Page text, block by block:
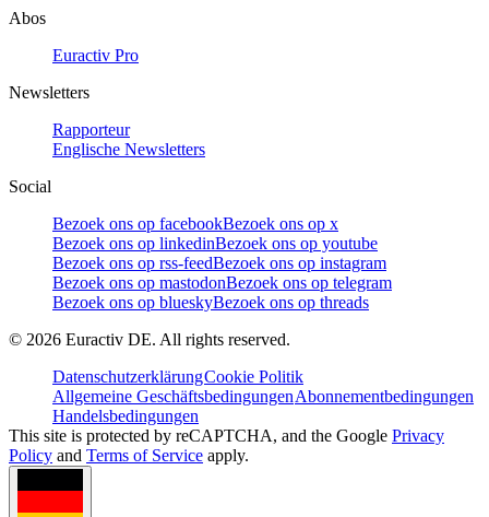
Abos
Euractiv Pro
Newsletters
Rapporteur
Englische Newsletters
Social
Bezoek ons op facebookBezoek ons op x
Bezoek ons op linkedinBezoek ons op youtube
Bezoek ons op rss-feedBezoek ons op instagram
Bezoek ons op mastodonBezoek ons op telegram
Bezoek ons op blueskyBezoek ons op threads
© 2026 Euractiv DE. All rights reserved.
DatenschutzerklärungCookie Politik
Allgemeine GeschäftsbedingungenAbonnementbedingungen
Handelsbedingungen
This site is protected by reCAPTCHA, and the Google Privacy
Policy and Terms of Service apply.